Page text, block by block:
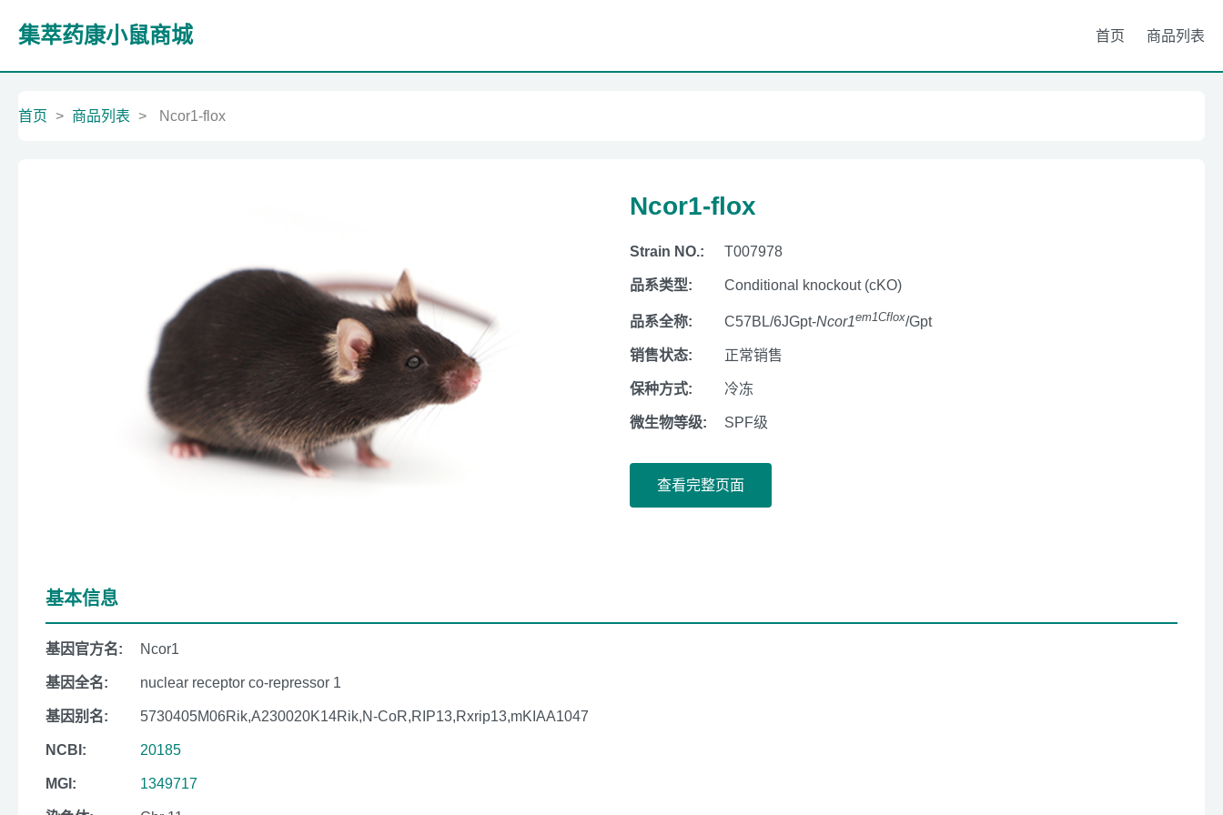
集萃药康小鼠商城 首页 商品列表
首页 > 商品列表 > Ncor1-flox
Ncor1-flox
Strain NO.: T007978
品系类型: Conditional knockout (cKO)
品系全称: C57BL/6JGpt-Ncor1em1Cflox/Gpt
销售状态: 正常销售
保种方式: 冷冻
微生物等级: SPF级
查看完整页面
基本信息
基因官方名: Ncor1
基因全名: nuclear receptor co-repressor 1
基因别名: 5730405M06Rik,A230020K14Rik,N-CoR,RIP13,Rxrip13,mKIAA1047
NCBI: 20185
MGI: 1349717